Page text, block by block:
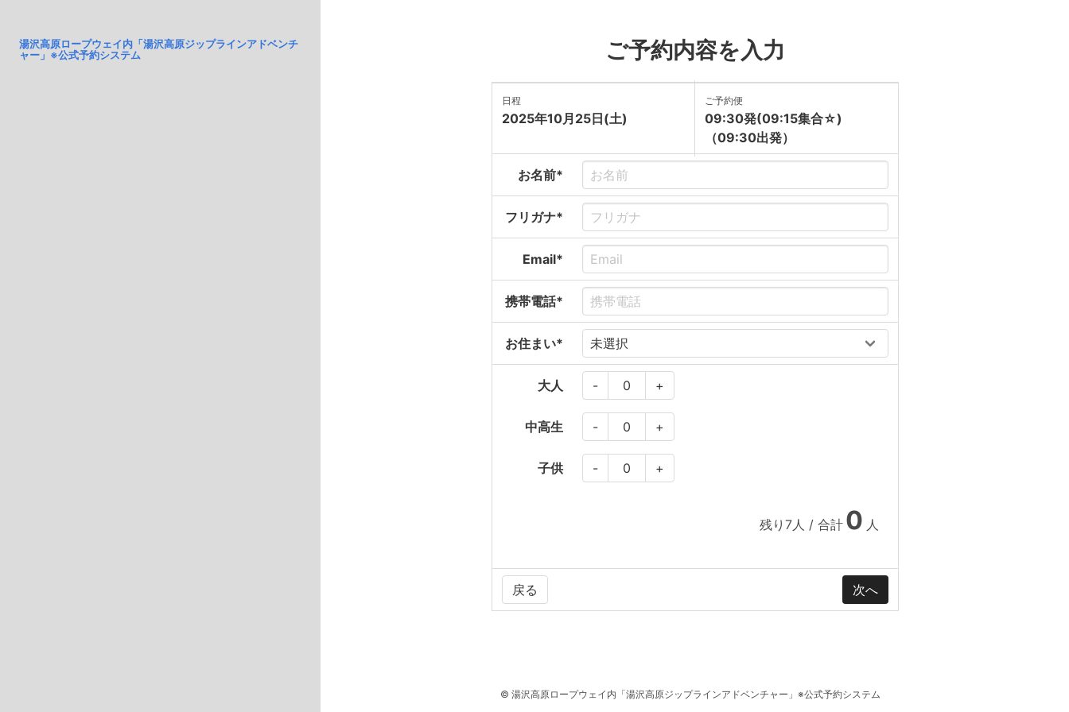
湯沢高原ロープウェイ内「湯沢高原ジップラインアドベンチ
ャー」※公式予約システム
ご予約内容を入力
日程
2025年10月25日(土)
ご予約便
09:30発(09:15集合☆)
（09:30出発）
お名前*
フリガナ*
Email*
携帯電話*
お住まい*
大人 - +
中高生 - +
子供 - +
残り7人 / 合計 0 人
戻る
© 湯沢高原ロープウェイ内「湯沢高原ジップラインアドベンチャー」※公式予約システム